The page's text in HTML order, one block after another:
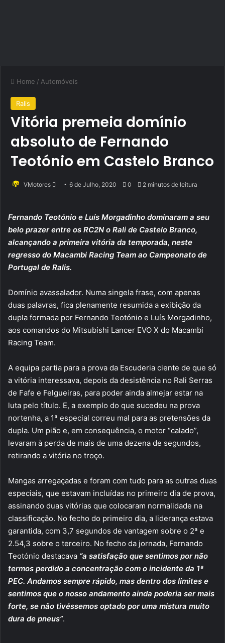
Home / Automóveis
Ralis
Vitória premeia domínio
absoluto de Fernando
Teotónio em Castelo Branco
VMotores
Send6 de Julho, 2020 0 2 minutos de leitura
Fernando Teotónio e Luís Morgadinho dominaram a seu
belo prazer entre os RC2N o Rali de Castelo Branco,
alcançando a primeira vitória da temporada, neste
regresso do Macambi Racing Team ao Campeonato de
Portugal de Ralis.
Domínio avassalador. Numa singela frase, com apenas
duas palavras, fica plenamente resumida a exibição da
dupla formada por Fernando Teotónio e Luís Morgadinho,
aos comandos do Mitsubishi Lancer EVO X do Macambi
Racing Team.
A equipa partia para a prova da Escuderia ciente de que só
a vitória interessava, depois da desistência no Rali Serras
de Fafe e Felgueiras, para poder ainda almejar estar na
luta pelo título. E, a exemplo do que sucedeu na prova
nortenha, a 1ª especial correu mal para as pretensões da
dupla. Um pião e, em consequência, o motor “calado”,
levaram à perda de mais de uma dezena de segundos,
retirando a vitória no troço.
Mangas arregaçadas e foram com tudo para as outras duas
especiais, que estavam incluídas no primeiro dia de prova,
assinando duas vitórias que colocaram normalidade na
classificação. No fecho do primeiro dia, a liderança estava
garantida, com 3,7 segundos de vantagem sobre o 2ª e
2.54,3 sobre o terceiro. No fecho da jornada, Fernando
Teotónio destacava “a satisfação que sentimos por não
termos perdido a concentração com o incidente da 1ª
PEC. Andamos sempre rápido, mas dentro dos limites e
sentimos que o nosso andamento ainda poderia ser mais
forte, se não tivéssemos optado por uma mistura muito
dura de pneus”.